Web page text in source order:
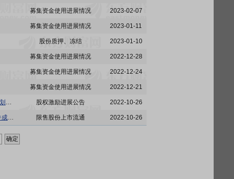
募集资金使用进展情况 2023-02-07
募集资金使用进展情况 2023-01-11
股份质押、冻结 2023-01-10
募集资金使用进展情况 2022-12-28
募集资金使用进展情况 2022-12-24
募集资金使用进展情况 2022-12-21
五方光电:北京德恒(深圳)律师事务所关于湖北五方光电股份有限公司2020年限制性股票激励计划预留授予限制性股票第一个解除限售期解除限售及部分激励股票回购注销事项的法律意见 股权激励进展公告 2022-10-26
五方光电:关于2020年限制性股票激励计划预留授予限制性股票第一个解除限售期解除限售条件成就的公告 限售股份上市流通 2022-10-26